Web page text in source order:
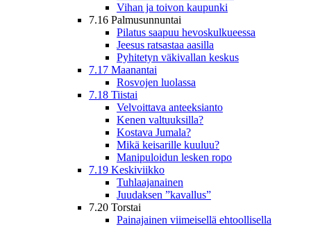
Vihan ja toivon kaupunki
7.16 Palmusunnuntai
Pilatus saapuu hevoskulkueessa
Jeesus ratsastaa aasilla
Pyhitetyn väkivallan keskus
7.17 Maanantai
Rosvojen luolassa
7.18 Tiistai
Velvoittava anteeksianto
Kenen valtuuksilla?
Kostava Jumala?
Mikä keisarille kuuluu?
Manipuloidun lesken ropo
7.19 Keskiviikko
Tuhlaajanainen
Juudaksen ”kavallus”
7.20 Torstai
Painajainen viimeisellä ehtoollisella